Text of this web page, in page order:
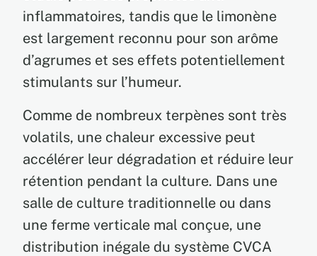
inflammatoires, tandis que le limonène
est largement reconnu pour son arôme
d’agrumes et ses effets potentiellement
stimulants sur l’humeur.
Comme de nombreux terpènes sont très
volatils, une chaleur excessive peut
accélérer leur dégradation et réduire leur
rétention pendant la culture. Dans une
salle de culture traditionnelle ou dans
une ferme verticale mal conçue, une
distribution inégale du système CVCA